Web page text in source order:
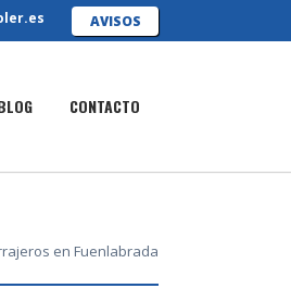
AVISOS
CONTACTO
en Fuenlabrada